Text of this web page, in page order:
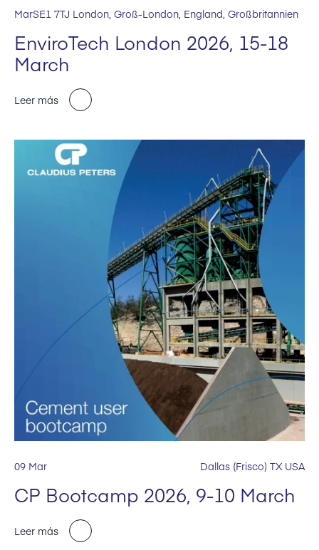
MarSE1 7TJ London, Groß-London, England, Großbritannien
EnviroTech London 2026, 15-18
March
Leer más
09 Mar Dallas (Frisco) TX USA
CP Bootcamp 2026, 9-10 March
Leer más